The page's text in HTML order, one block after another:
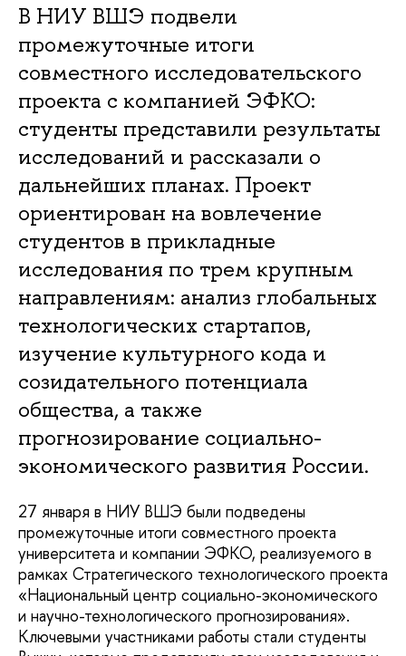
В НИУ ВШЭ подвели
промежуточные итоги
совместного исследовательского
проекта с компанией ЭФКО:
студенты представили результаты
исследований и рассказали о
дальнейших планах. Проект
ориентирован на вовлечение
студентов в прикладные
исследования по трем крупным
направлениям: анализ глобальных
технологических стартапов,
изучение культурного кода и
созидательного потенциала
общества, а также
прогнозирование социально-
экономического развития России.
27 января в НИУ ВШЭ были подведены
промежуточные итоги совместного проекта
университета и компании ЭФКО, реализуемого в
рамках Стратегического технологического проекта
«Национальный центр социально-экономического
и научно-технологического прогнозирования».
Ключевыми участниками работы стали студенты